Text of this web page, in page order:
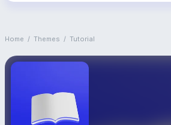
Home / Themes / Tutorial